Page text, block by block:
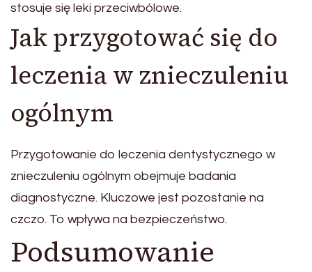
stosuje się leki przeciwbólowe.
Jak przygotować się do
leczenia w znieczuleniu
ogólnym
Przygotowanie do leczenia dentystycznego w
znieczuleniu ogólnym obejmuje badania
diagnostyczne. Kluczowe jest pozostanie na
czczo. To wpływa na bezpieczeństwo.
Podsumowanie